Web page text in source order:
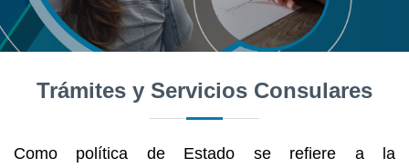
Trámites y Servicios Consulares
Como política de Estado se refiere a la